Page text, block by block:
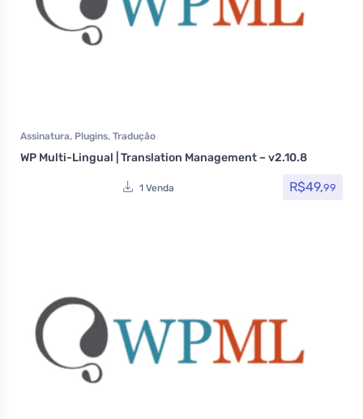
Assinatura, Plugins, Tradução
WP Multi-Lingual | Translation Management – v2.10.8
1 Venda R$49,99